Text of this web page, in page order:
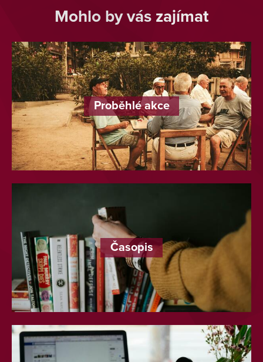
Mohlo by vás zajímat
Proběhlé akce
Časopis